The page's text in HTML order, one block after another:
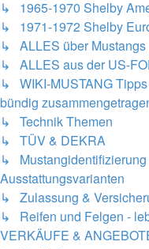
↳ 1965-1970 Shelby
↳ 1971-1972 Shelby
↳ ALLES über Mustangs
↳ ALLES aus der US-
↳ WIKI-MUSTANG Tipps
bündig
↳ Technik Themen
↳ TÜV & DEKRA
↳ Mustangidentifizierung
Ausstattungsvarianten
↳ Zulassung &
↳ Reifen und Felgen -
VERKÄUFE &